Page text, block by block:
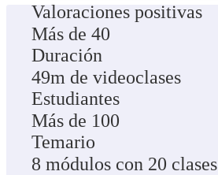
Valoraciones positivas
Más de 40
Duración
49m de videoclases
Estudiantes
Más de 100
Temario
8 módulos con 20 clases